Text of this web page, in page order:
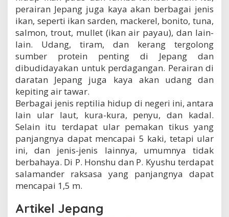
perairan Jepang juga kaya akan berbagai jenis
ikan, seperti ikan sarden, mackerel, bonito, tuna,
salmon, trout, mullet (ikan air payau), dan lain-
lain. Udang, tiram, dan kerang tergolong
sumber protein penting di Jepang dan
dibudidayakan untuk perdagangan. Perairan di
daratan Jepang juga kaya akan udang dan
kepiting air tawar.
Berbagai jenis reptilia hidup di negeri ini, antara
lain ular laut, kura-kura, penyu, dan kadal.
Selain itu terdapat ular pemakan tikus yang
panjangnya dapat mencapai 5 kaki, tetapi ular
ini, dan jenis-jenis lainnya, umumnya tidak
berbahaya. Di P. Honshu dan P. Kyushu terdapat
salamander raksasa yang panjangnya dapat
mencapai 1,5 m.
Artikel Jepang